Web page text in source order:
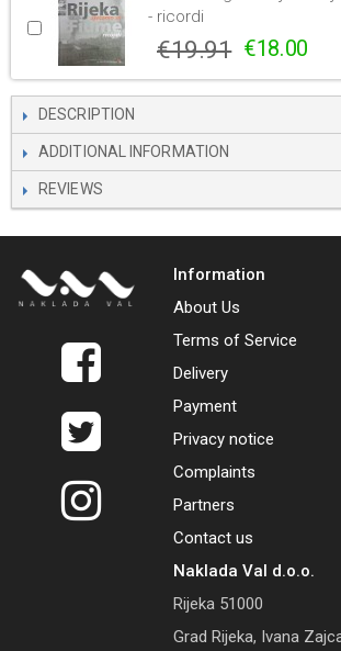
- ricordi
€19.91 €18.00
DESCRIPTION
ADDITIONAL INFORMATION
REVIEWS
Information
About Us
Terms of Service
Delivery
Payment
Privacy notice
Complaints
Partners
Contact us
Naklada Val d.o.o.
Rijeka 51000
Grad Rijeka, Ivana